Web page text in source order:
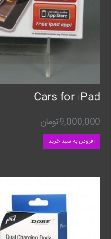
Cars for iPad
9,000,000تومان
افزودن به سبد خرید